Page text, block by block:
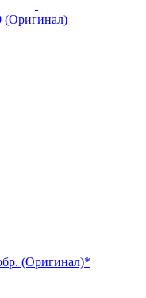
(Оригинал)
(Оригинал)*